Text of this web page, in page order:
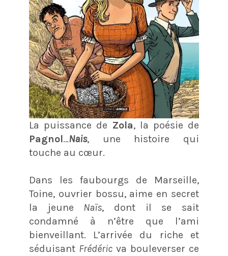
La puissance de Zola, la poésie de
Pagnol…Nais, une histoire qui
touche au cœur.
Dans les faubourgs de Marseille,
Toine, ouvrier bossu, aime en secret
la jeune Naïs, dont il se sait
condamné à n’être que l’ami
bienveillant. L’arrivée du riche et
séduisant Frédéric va bouleverser ce